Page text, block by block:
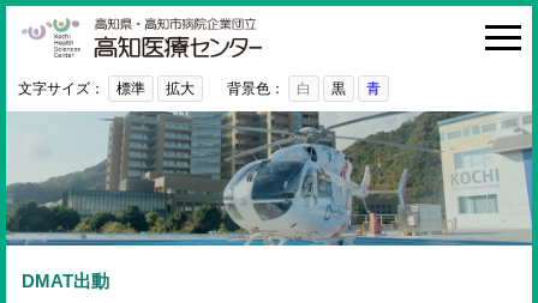
HOME
診療科・部門
入院・お見舞い
病院紹介
医療関係者の方へ
文字サイズ： 標準 拡大 背景色： 白 黒 青
DMAT出動